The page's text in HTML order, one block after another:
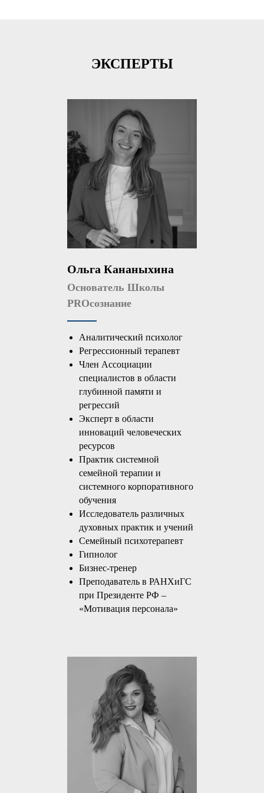
ЭКСПЕРТЫ
Ольга Кананыхина
Основатель Школы
PROсознание
Аналитический психолог
Регрессионный терапевт
Член Ассоциации
специалистов в области
глубинной памяти и
регрессий
Эксперт в области
инноваций человеческих
ресурсов
Практик системной
семейной терапии и
системного корпоративного
обучения
Исследователь различных
духовных практик и учений
Семейный психотерапевт
Гипнолог
Бизнес-тренер
Преподаватель в РАНХиГС
при Президенте РФ –
«Мотивация персонала»